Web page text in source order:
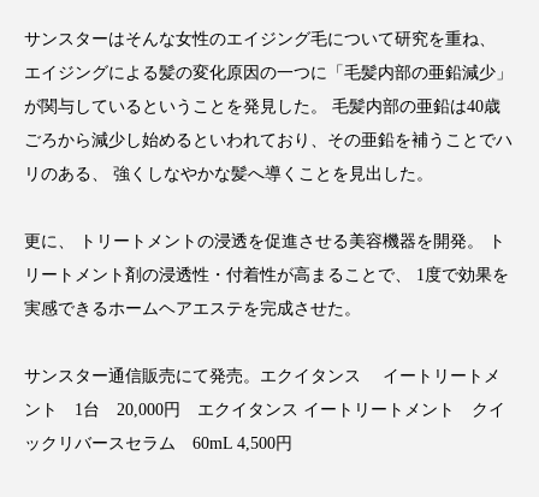
コネクテッド・ビューティ コミュニケーション
コルチゾール サステナビリティ
サプリ サロンクレンジング サロン戦略
サロン経営 サロン連略 シャネル
スカルプ クレンジング 頻度
スキンケア スキンケア 習慣
サンスターはそんな女性のエイジング毛について研究を重ね、
エイジングによる髪の変化原因の一つに「毛髪内部の亜鉛減少」
が関与しているということを発見した。 毛髪内部の亜鉛は40歳
ごろから減少し始めるといわれており、その亜鉛を補うことでハ
リのある、 強くしなやかな髪へ導くことを見出した。
更に、 トリートメントの浸透を促進させる美容機器を開発。 ト
リートメント剤の浸透性・付着性が高まることで、 1度で効果を
実感できるホームヘアエステを完成させた。
サンスター通信販売にて発売。エクイタンス イートリートメ
ント 1台 20,000円 エクイタンス イートリートメント クイ
ックリバースセラム 60mL 4,500円